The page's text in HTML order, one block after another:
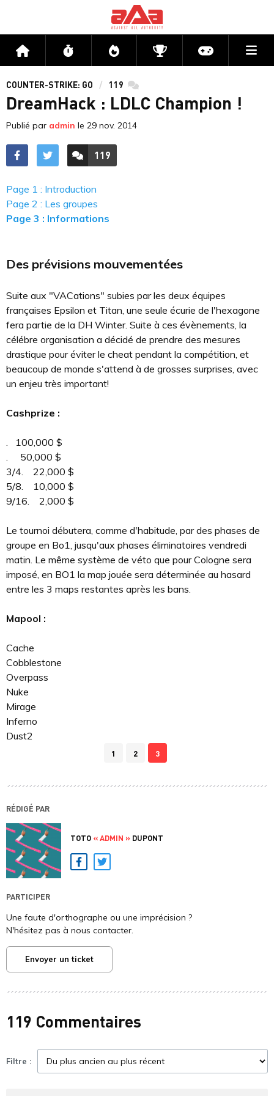
Accueil Flux Directs CompétitionsActu jeux
COUNTER-STRIKE: GO 119 commentaires
DreamHack : LDLC Champion !
Publié par admin le 29 nov. 2014
ACCÉDER AUX
119
COMMENTAIRES
Page 1 : Introduction
Page 2 : Les groupes
Page 3 : Informations
Des prévisions mouvementées
Suite aux "VACations" subies par les deux équipes
françaises Epsilon et Titan, une seule écurie de l'hexagone
fera partie de la DH Winter. Suite à ces évènements, la
célébre organisation a décidé de prendre des mesures
drastique pour éviter le cheat pendant la compétition, et
beaucoup de monde s'attend à de grosses surprises, avec
un enjeu très important!
Cashprize :
. 100,000 $
. 50,000 $
3/4. 22,000 $
5/8. 10,000 $
9/16. 2,000 $
Le tournoi débutera, comme d'habitude, par des phases de
groupe en Bo1, jusqu'aux phases éliminatoires vendredi
matin. Le même système de véto que pour Cologne sera
imposé, en BO1 la map jouée sera déterminée au hasard
entre les 3 maps restantes après les bans.
Mapool :
Cache
Cobblestone
Overpass
Nuke
Mirage
Inferno
Dust2
1 2 3
RÉDIGÉ PAR
TOTO « ADMIN » DUPONT
Facebook
Twitter
PARTICIPER
Une faute d'orthographe ou une imprécision ?
N'hésitez pas à nous contacter.
Envoyer un ticket
119 Commentaires
Filtre :